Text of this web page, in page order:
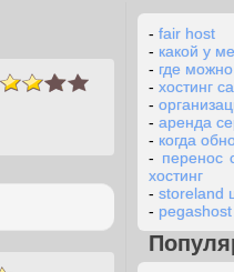
- fair host
- какой у
- где
- хостинг
-
- аренда
- когда
- перенос
хостинг
- storeland
-